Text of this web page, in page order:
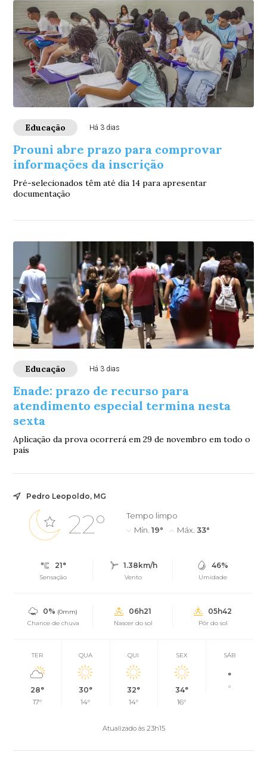
Educação Há 3 dias
Prouni abre prazo para comprovar
informações da inscrição
Pré-selecionados têm até dia 14 para apresentar
documentação
Educação Há 3 dias
Enade: prazo de recurso para
atendimento especial termina nesta
sexta
Aplicação da prova ocorrerá em 29 de novembro em todo o
país
Pedro Leopoldo, MG
22°
Tempo limpo
Mín. 19° Máx. 33°
21°
Sensação
1.38km/h
Vento
46%
Umidade
0% (0mm)
Chance de chuva
06h21
Nascer do sol
05h42
Pôr do sol
TER
28°
17°
QUA
30°
14°
QUI
32°
14°
SEX
34°
16°
SÁB
°
°
Atualizado às 23h15